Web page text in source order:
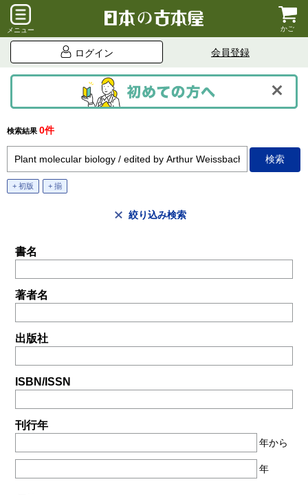
メニュー かご
ログイン 会員登録
検索結果 0件
+ 初版 + 揃
絞り込み検索
書名
著者名
出版社
ISBN/ISSN
刊行年
年から
年